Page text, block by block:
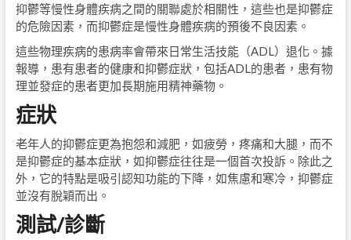
抑鬱等慢性身體疾病之間的關聯處於相關性，這些也是抑鬱症
的危險因素，而抑鬱症是慢性身體疾病的預後不良因素。
這些物理疾病的患病率會帶來日常生活技能（ADL）退化。據
報導，患有患者的健康和抑鬱症狀，包括ADL的患者，患有物
理並發症的患者更加長期施用精神藥物。
症狀
老年人的抑鬱症更為抱怨和減肥，如疲勞，疼痛和大腿，而不
是抑鬱症的基本症狀，如抑鬱症往往是一個首次投訴。除此之
外，它的特點是吸引認知功能的下降，如焦慮和寒冷，抑鬱症
並沒有脫穎而出。
測試/診斷